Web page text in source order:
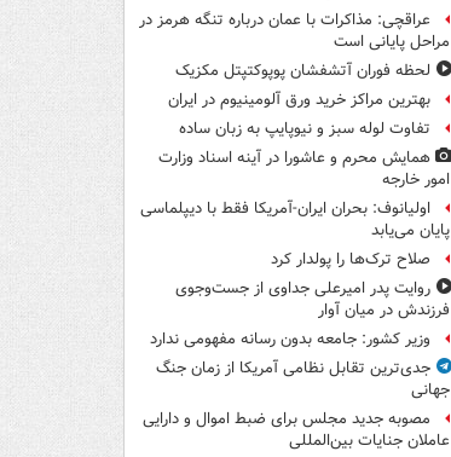
عراقچی: مذاکرات با عمان درباره تنگه هرمز در
مراحل پایانی است
لحظه فوران آتشفشان پوپوکتپتل مکزیک
بهترین مراکز خرید ورق آلومینیوم در ایران
تفاوت لوله سبز و نیوپایپ به زبان ساده
همایش محرم و عاشورا در آینه اسناد وزارت
امور خارجه
اولیانوف: بحران ایران-آمریکا فقط با دیپلماسی
پایان می‌یابد
صلاح ترک‌ها را پولدار کرد
روایت پدر امیرعلی جداوی از جست‌وجوی
فرزندش در میان آوار
وزیر کشور: جامعه بدون رسانه مفهومی ندارد
جدی‌ترین تقابل نظامی آمریکا از زمان جنگ
جهانی
مصوبه جدید مجلس برای ضبط اموال و دارایی
عاملان جنایات بین‌المللی